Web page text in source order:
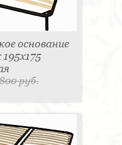
основание
руб.